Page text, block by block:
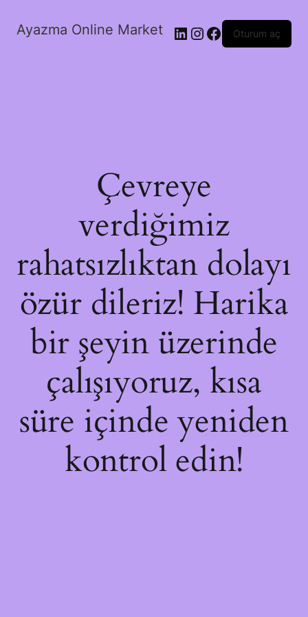
Ayazma Online Market LinkedIn
Instagram
Facebook
Oturum aç
Çevreye
verdiğimiz
rahatsızlıktan dolayı
özür dileriz! Harika
bir şeyin üzerinde
çalışıyoruz, kısa
süre içinde yeniden
kontrol edin!